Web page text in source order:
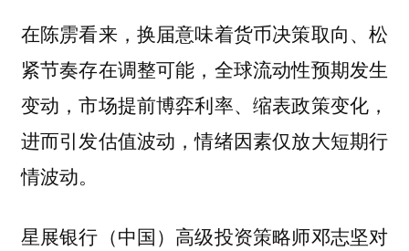
在陈雳看来，换届意味着货币决策取向、松
紧节奏存在调整可能，全球流动性预期发生
变动，市场提前博弈利率、缩表政策变化，
进而引发估值波动，情绪因素仅放大短期行
情波动。
星展银行（中国）高级投资策略师邓志坚对